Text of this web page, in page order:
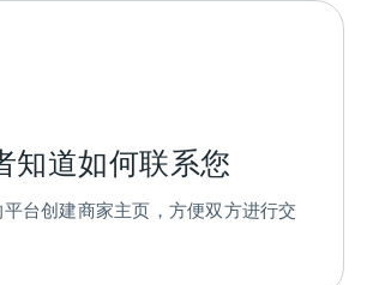
知道如何联系您
台创建商家主页，方便双方进行交